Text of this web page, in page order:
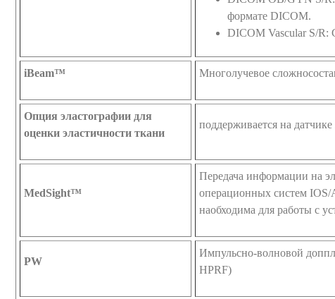
формате DICOM.
DICOM Vascular S/R:
iBeam™ Многолучевое
Опция эластографии для
оценки эластичности ткани
поддерживается на
MedSight™
Передача информации на
операционных систем IOS/
наобходима для работы с
PW
Импульсно-волновой
HPRF)